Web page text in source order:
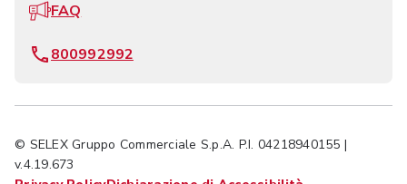
FAQ
800992992
© SELEX Gruppo Commerciale S.p.A. P.I. 04218940155 |
v.4.19.673